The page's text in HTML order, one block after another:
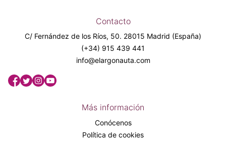
Contacto
C/ Fernández de los Ríos, 50. 28015 Madrid (España)
(+34) 915 439 441
info@elargonauta.com
Más información
Conócenos
Política de cookies